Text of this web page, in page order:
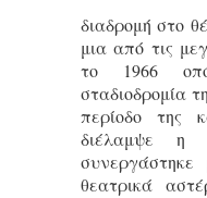
διαδρομή στο
μια από τις
το 1966
σταδιοδρομία
περίοδο της
διέλαμψε η
θεατρικά